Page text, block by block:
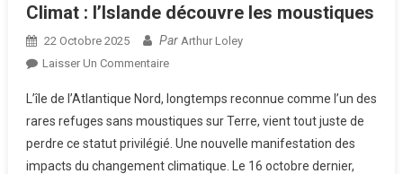
Climat : l’Islande découvre les moustiques
22 Octobre 2025 Par Arthur Loley
Laisser Un CommentaireSur
:
L’Islande
Découvre
Les
L’île de l’Atlantique Nord, longtemps reconnue comme l’un des
rares refuges sans moustiques sur Terre, vient tout juste de
perdre ce statut privilégié. Une nouvelle manifestation des
impacts du changement climatique. Le 16 octobre dernier,